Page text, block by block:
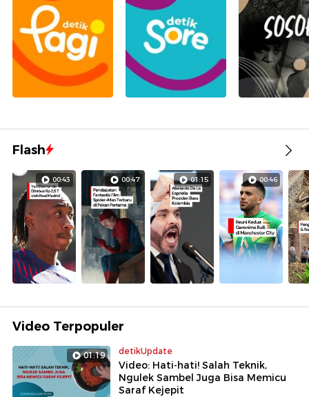
Flash
00:43 00:47 01:15 00:46
Video Terpopuler
01:19 detikUpdate
Video: Hati-hati! Salah Teknik,
Ngulek Sambel Juga Bisa Memicu
Saraf Kejepit